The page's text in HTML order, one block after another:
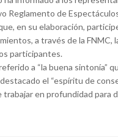
Reglamento de
en su elaboración,
a través de la FNMC,
participantes.
a “la buena sintonía”
el “espíritu de
en profundidad para